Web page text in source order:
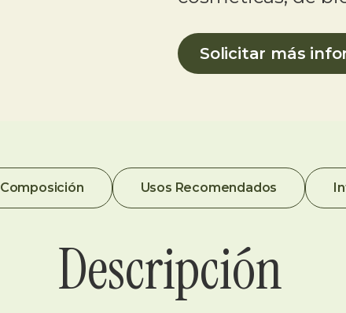
Solicitar más
Composición Usos Recomendados
Descripción